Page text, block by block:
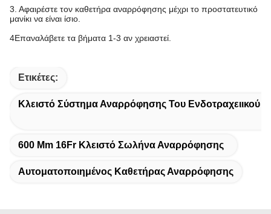
3. Αφαιρέστε τον καθετήρα αναρρόφησης μέχρι το προστατευτικό
μανίκι να είναι ίσιο.
4Επαναλάβετε τα βήματα 1-3 αν χρειαστεί.
Ετικέτες:
Κλειστό Σύστημα Αναρρόφησης Του Ενδοτραχειικού
600 Mm 16Fr Κλειστό Σωλήνα Αναρρόφησης
Αυτοματοποιημένος Καθετήρας Αναρρόφησης